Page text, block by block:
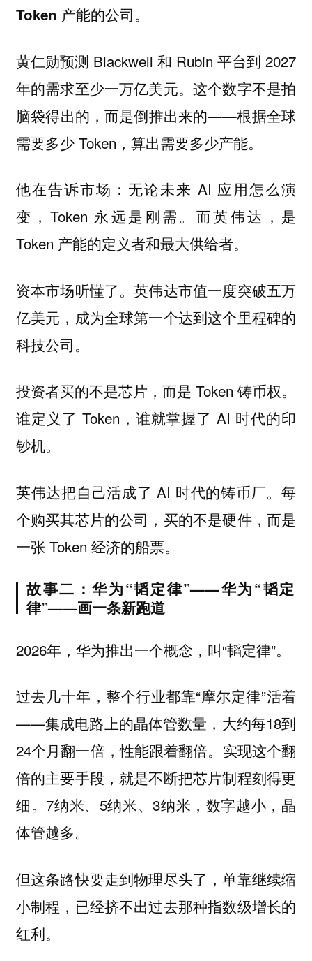
Token 产能的公司。
黄仁勋预测 Blackwell 和 Rubin 平台到 2027
年的需求至少一万亿美元。这个数字不是拍
脑袋得出的，而是倒推出来的——根据全球
需要多少 Token，算出需要多少产能。
他在告诉市场：无论未来 AI 应用怎么演
变，Token 永远是刚需。而英伟达，是
Token 产能的定义者和最大供给者。
资本市场听懂了。英伟达市值一度突破五万
亿美元，成为全球第一个达到这个里程碑的
科技公司。
投资者买的不是芯片，而是 Token 铸币权。
谁定义了 Token，谁就掌握了 AI 时代的印
钞机。
英伟达把自己活成了 AI 时代的铸币厂。每
个购买其芯片的公司，买的不是硬件，而是
一张 Token 经济的船票。
故事二：华为“韬定律”——华为“韬定
律”——画一条新跑道
2026年，华为推出一个概念，叫“韬定律”。
过去几十年，整个行业都靠“摩尔定律”活着
——集成电路上的晶体管数量，大约每18到
24个月翻一倍，性能跟着翻倍。实现这个翻
倍的主要手段，就是不断把芯片制程刻得更
细。7纳米、5纳米、3纳米，数字越小，晶
体管越多。
但这条路快要走到物理尽头了，单靠继续缩
小制程，已经挤不出过去那种指数级增长的
红利。